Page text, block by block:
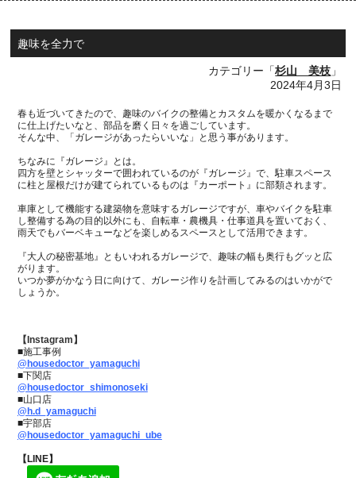
趣味を全力で
カテゴリー「杉山 美枝 」
2024年4月3日
春も近づいてきたので、趣味のバイクの整備とカスタムを暖かくなるまで
に仕上げたいなと、部品を磨く日々を過ごしています。
そんな中、「ガレージがあったらいいな」と思う事があります。
ちなみに『ガレージ』とは。
四方を壁とシャッターで囲われているのが『ガレージ』で、駐車スペース
に柱と屋根だけが建てられているものは『カーポート』に部類されます。
車庫として機能する建築物を意味するガレージですが、車やバイクを駐車
し整備する為の目的以外にも、自転車・農機具・仕事道具を置いておく、
雨天でもバーベキューなどを楽しめるスペースとして活用できます。
『大人の秘密基地』ともいわれるガレージで、趣味の幅も奥行もグッと広
がります。
いつか夢がかなう日に向けて、ガレージ作りを計画してみるのはいかがで
しょうか。
【Instagram】
■施工事例
@housedoctor_yamaguchi
■下関店
@housedoctor_shimonoseki
■山口店
@h.d_yamaguchi
■宇部店
@housedoctor_yamaguchi_ube
【LINE】